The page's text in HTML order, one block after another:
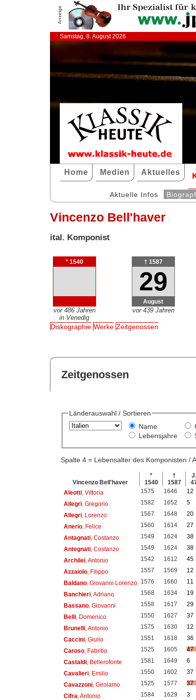
Anzeige
Samstag, 8. August 2026
Home Medien Aktuelles
Aktuelle Infos
Vincenzo Bell'haver
ital. Komponist
* 1540
vor 486 Jahren
in Venedig
† 1587
29
August
vor 439 Jahren
Diskographie Werke Zeitgenossen
Zeitgenossen
Länderauswahl / Sortieren
Name
Lebensjahre
Spalte 4 = Lebensalter des Komponisten /
Vincenzo Bell'haver
*
1540
†
1587
J.
Aleotti, Vittoria 1575 1646
12
Allegri, Gregorio 1582 1652
5
Allegri, Lorenzo 1567 1648
20
Anerio, Felice 1560 1614
27
Antagnati, Costanzo 1549 1624
38
Antegnati, Costanzo 1549 1624
38
Archilei, Antonio 1542 1612
45
Azzaiolo, Filippo 1557 1569
12
Baldano, Giovanni Lorenzo 1576 1660
11
Banchieri, Adriano 1568 1634
19
Bassano, Giovanni 1558 1617
29
Belli, Domenico 1550 1627
37
Brunelli, Antonio 1575 1630
12
Caccini, Giulio 1551 1618
36
Caroso, Fabritio 1525 1605
47
Castaldi, Bellerofonte 1581 1649
6
Cavalieri, Emilio 1550 1602
37
Cavazzoni, Girolamo 1525 1577
37
Cifra , Antonio 1584 1629
3